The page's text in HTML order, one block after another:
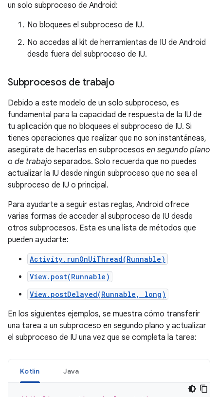
un solo subproceso de Android:
No bloquees el subproceso de IU.
No accedas al kit de herramientas de IU de Android
desde fuera del subproceso de IU.
Subprocesos de trabajo
Debido a este modelo de un solo subproceso, es
fundamental para la capacidad de respuesta de la IU de
tu aplicación que no bloquees el subproceso de IU. Si
tienes operaciones que realizar que no son instantáneas,
asegúrate de hacerlas en subprocesos en segundo plano
o de trabajo separados. Solo recuerda que no puedes
actualizar la IU desde ningún subproceso que no sea el
subproceso de IU o principal.
Para ayudarte a seguir estas reglas, Android ofrece
varias formas de acceder al subproceso de IU desde
otros subprocesos. Esta es una lista de métodos que
pueden ayudarte:
Activity.runOnUiThread(Runnable)
View.post(Runnable)
View.postDelayed(Runnable, long)
En los siguientes ejemplos, se muestra cómo transferir
una tarea a un subproceso en segundo plano y actualizar
el subproceso de IU una vez que se completa la tarea:
Kotlin Java